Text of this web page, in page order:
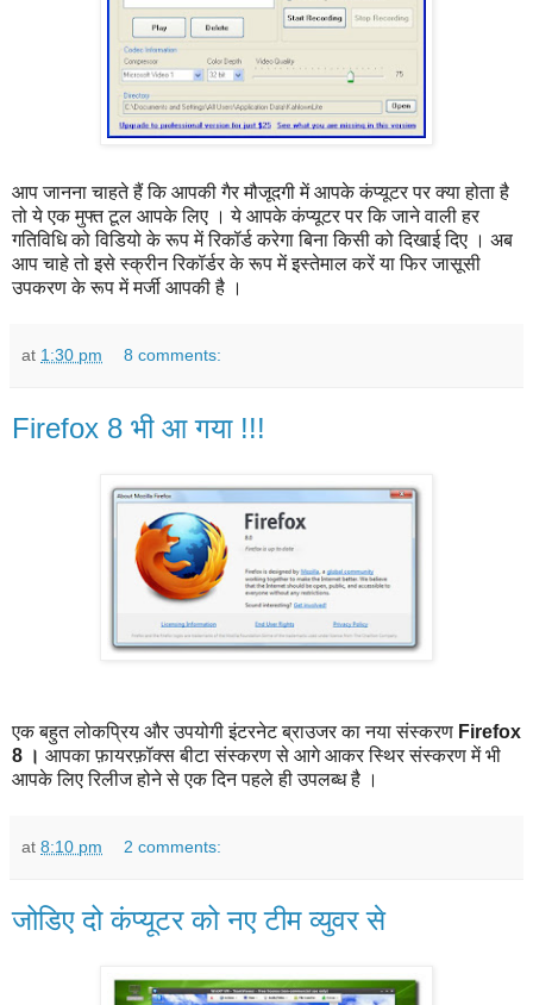
आप जानना चाहते हैं कि आपकी गैर मौजूदगी में आपके कंप्यूटर पर क्या होता है
तो ये एक मुफ्त टूल आपके लिए । ये आपके कंप्यूटर पर कि जाने वाली हर
गतिविधि को विडियो के रूप में रिकॉर्ड करेगा बिना किसी को दिखाई दिए । अब
आप चाहे तो इसे स्क्रीन रिकॉर्डर के रूप में इस्तेमाल करें या फिर जासूसी
उपकरण के रूप में मर्जी आपकी है ।
at 1:30 pm 8 comments:
Firefox 8 भी आ गया !!!
एक बहुत लोकप्रिय और उपयोगी इंटरनेट ब्राउजर का नया संस्करण Firefox
8 । आपका फ़ायरफ़ॉक्स बीटा संस्करण से आगे आकर स्थिर संस्करण में भी
आपके लिए रिलीज होने से एक दिन पहले ही उपलब्ध है ।
at 8:10 pm 2 comments:
जोडिए दो कंप्यूटर को नए टीम व्युवर से